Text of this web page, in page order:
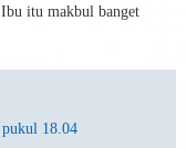
itu makbul banget
18.04